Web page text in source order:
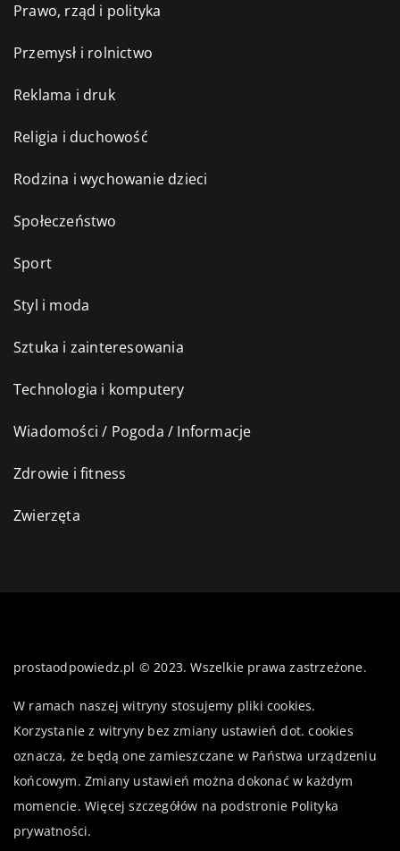
Prawo, rząd i polityka
Przemysł i rolnictwo
Reklama i druk
Religia i duchowość
Rodzina i wychowanie dzieci
Społeczeństwo
Sport
Styl i moda
Sztuka i zainteresowania
Technologia i komputery
Wiadomości / Pogoda / Informacje
Zdrowie i fitness
Zwierzęta
prostaodpowiedz.pl © 2023. Wszelkie prawa zastrzeżone.
W ramach naszej witryny stosujemy pliki cookies.
Korzystanie z witryny bez zmiany ustawień dot. cookies
oznacza, że będą one zamieszczane w Państwa urządzeniu
końcowym. Zmiany ustawień można dokonać w każdym
momencie. Więcej szczegółów na podstronie Polityka
prywatności.